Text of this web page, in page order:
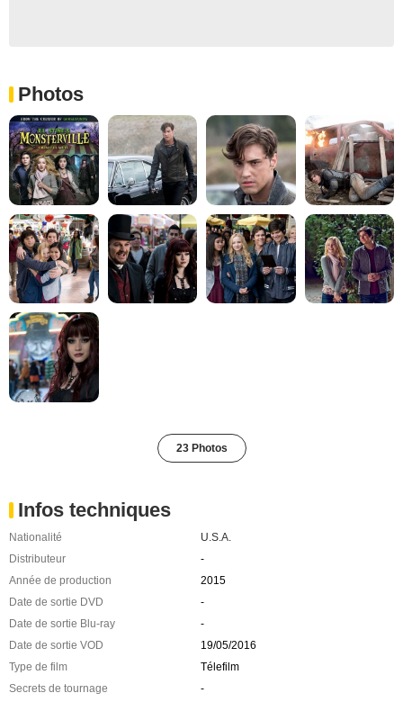
Photos
23 Photos
Infos techniques
Nationalité
U.S.A.
Distributeur
-
Année de production
2015
Date de sortie DVD
-
Date de sortie Blu-ray
-
Date de sortie VOD
19/05/2016
Type de film
Télefilm
Secrets de tournage
-